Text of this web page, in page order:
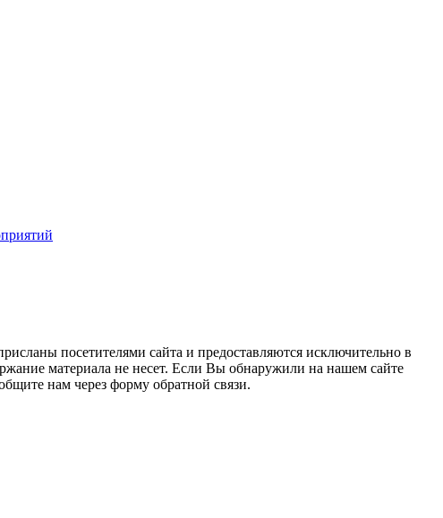
посетителями сайта и предоставляются исключительно в
материала не несет. Если Вы обнаружили на нашем сайте
нам через форму обратной связи.